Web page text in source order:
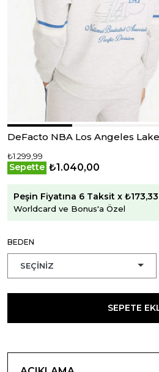
DeFacto NBA Los Angeles
₺1.299,99
Sepette ₺1.040,00
Peşin Fiyatına 6 Taksit x ₺173,33
Worldcard ve Bonus'a Özel
BEDEN
SEPETE